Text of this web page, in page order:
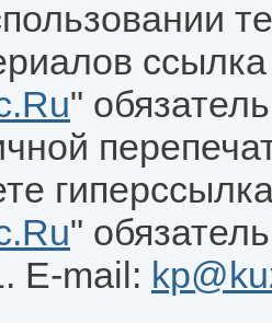
"
"
E-mail: